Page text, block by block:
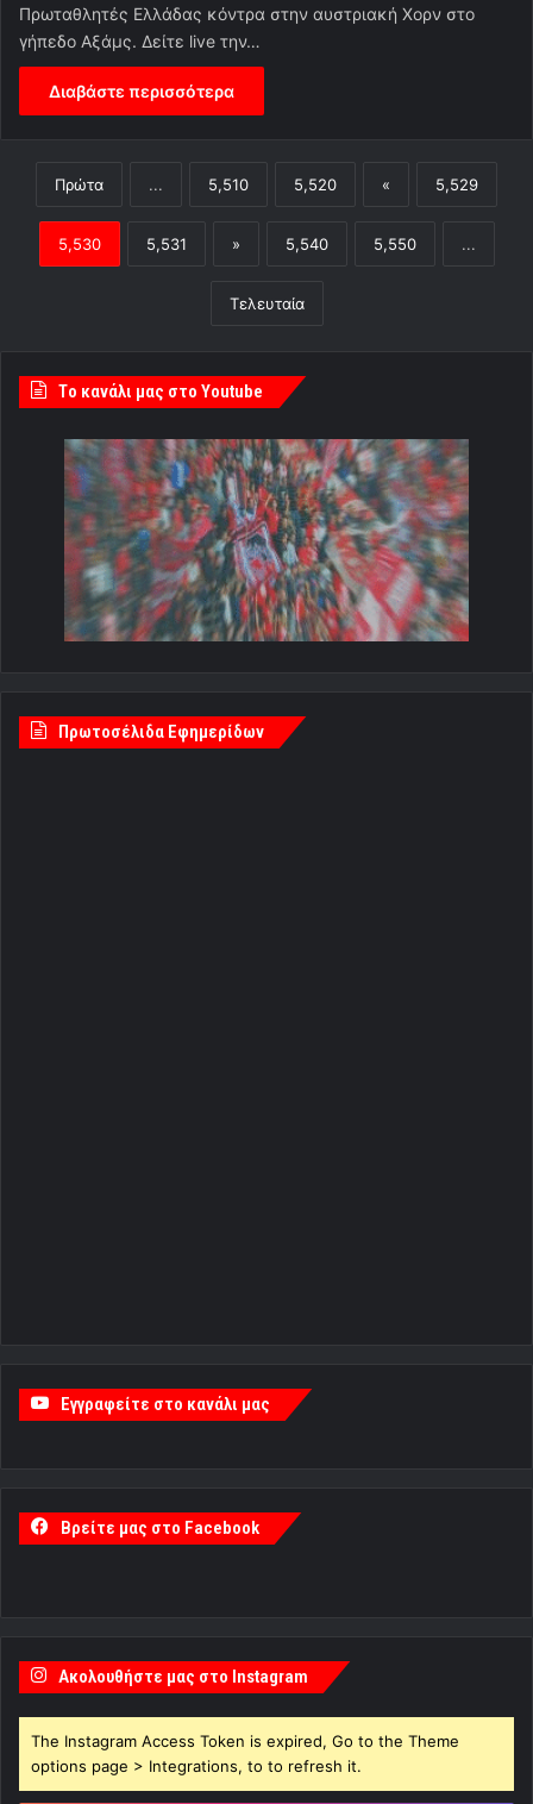
Πρωταθλητές Ελλάδας κόντρα στην αυστριακή Χορν στο
γήπεδο Αξάμς. Δείτε live την…
Διαβάστε περισσότερα
Πρώτα ... 5,510 5,520 « 5,529
5,530 5,531 » 5,540 5,550 ...
Τελευταία
Tο κανάλι μας στο Youtube
Πρωτοσέλιδα Εφημερίδων
Εγγραφείτε στο κανάλι μας
Βρείτε μας στο Facebook
Ακολουθήστε μας στο Instagram
The Instagram Access Token is expired, Go to the Theme
options page > Integrations, to to refresh it.